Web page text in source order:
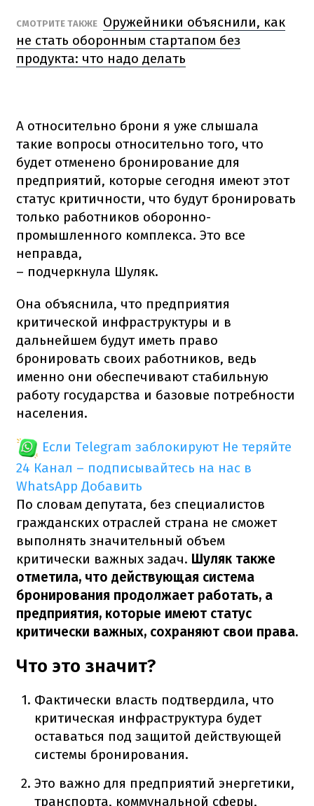
СМОТРИТЕ ТАКЖЕ Оружейники объяснили, как
не стать оборонным стартапом без
продукта: что надо делать
А относительно брони я уже слышала
такие вопросы относительно того, что
будет отменено бронирование для
предприятий, которые сегодня имеют этот
статус критичности, что будут бронировать
только работников оборонно-
промышленного комплекса. Это все
неправда,
– подчеркнула Шуляк.
Она объяснила, что предприятия
критической инфраструктуры и в
дальнейшем будут иметь право
бронировать своих работников, ведь
именно они обеспечивают стабильную
работу государства и базовые потребности
населения.
Если Telegram заблокируют Не теряйте
24 Канал – подписывайтесь на нас в
WhatsApp Добавить
По словам депутата, без специалистов
гражданских отраслей страна не сможет
выполнять значительный объем
критически важных задач. Шуляк также
отметила, что действующая система
бронирования продолжает работать, а
предприятия, которые имеют статус
критически важных, сохраняют свои права.
Что это значит?
Фактически власть подтвердила, что
критическая инфраструктура будет
оставаться под защитой действующей
системы бронирования.
Это важно для предприятий энергетики,
транспорта, коммунальной сферы,